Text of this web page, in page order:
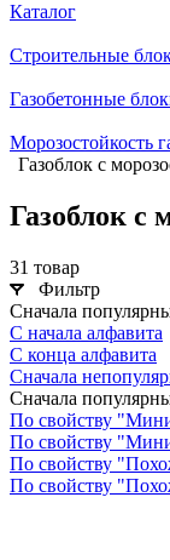
Каталог
Строительные
Газобетонные
Морозостойкость
Газоблок с
Газоблок с
31 товар
Фильтр
Сначала
С начала алфавита
С конца алфавита
Сначала
Сначала
По свойству
По свойству
По свойству
По свойству